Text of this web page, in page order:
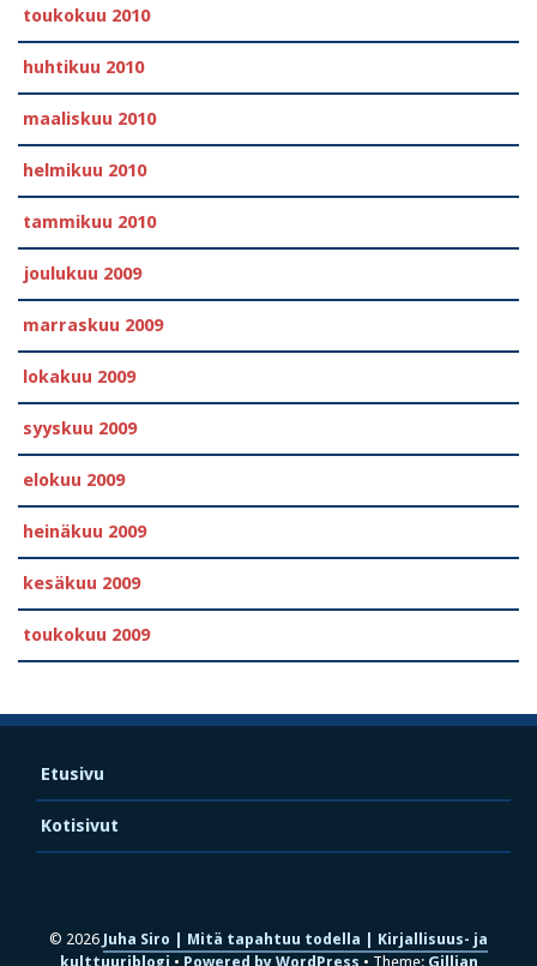
toukokuu 2010
huhtikuu 2010
maaliskuu 2010
helmikuu 2010
tammikuu 2010
joulukuu 2009
marraskuu 2009
lokakuu 2009
syyskuu 2009
elokuu 2009
heinäkuu 2009
kesäkuu 2009
toukokuu 2009
Etusivu
Kotisivut
© 2026 Juha Siro | Mitä tapahtuu todella | Kirjallisuus- ja
kulttuuriblogi
Powered by WordPress Theme: Gillian